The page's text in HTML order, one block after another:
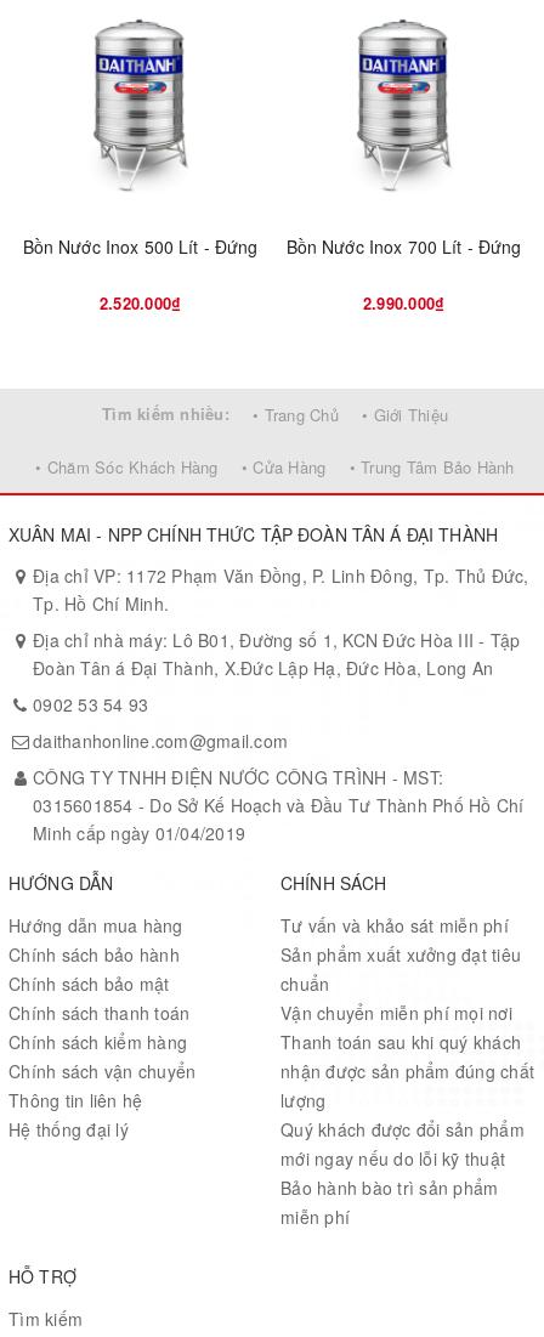
Bồn Nước Inox 500 Lít - Đứng
2.520.000₫
Bồn Nước Inox 700 Lít - Đứng
2.990.000₫
Tìm kiếm nhiều: • Trang Chủ • Giới Thiệu
• Chăm Sóc Khách Hàng • Cửa Hàng • Trung Tâm Bảo Hành
XUÂN MAI - NPP CHÍNH THỨC TẬP ĐOÀN TÂN Á ĐẠI THÀNH
Địa chỉ VP: 1172 Phạm Văn Đồng, P. Linh Đông, Tp. Thủ Đức,
Tp. Hồ Chí Minh.
Địa chỉ nhà máy: Lô B01, Đường số 1, KCN Đức Hòa III - Tập
Đoàn Tân á Đại Thành, X.Đức Lập Hạ, Đức Hòa, Long An
0902 53 54 93
daithanhonline.com@gmail.com
CÔNG TY TNHH ĐIỆN NƯỚC CÔNG TRÌNH - MST:
0315601854 - Do Sở Kế Hoạch và Đầu Tư Thành Phố Hồ Chí
Minh cấp ngày 01/04/2019
HƯỚNG DẪN
Hướng dẫn mua hàng
Chính sách bảo hành
Chính sách bảo mật
Chính sách thanh toán
Chính sách kiểm hàng
Chính sách vận chuyển
Thông tin liên hệ
Hệ thống đại lý
CHÍNH SÁCH
Tư vấn và khảo sát miễn phí
Sản phẩm xuất xưởng đạt tiêu
chuẩn
Vận chuyển miễn phí mọi nơi
Thanh toán sau khi quý khách
nhận được sản phẩm đúng chất
lượng
Quý khách được đổi sản phẩm
mới ngay nếu do lỗi kỹ thuật
Bảo hành bào trì sản phẩm
miễn phí
HỖ TRỢ
Tìm kiếm